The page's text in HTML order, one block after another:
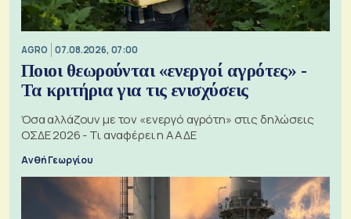
AGRO 07.08.2026, 07:00
Ποιοι θεωρούνται «ενεργοί αγρότες» -
Τα κριτήρια για τις ενισχύσεις
Όσα αλλάζουν με τον «ενεργό αγρότη» στις δηλώσεις
ΟΣΔΕ 2026 - Τι αναφέρει η ΑΑΔΕ
Ανθή Γεωργίου